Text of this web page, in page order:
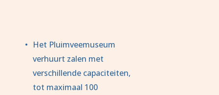
Het Pluimveemuseum
verhuurt zalen met
verschillende capaciteiten,
tot maximaal 100